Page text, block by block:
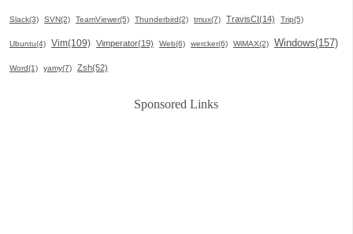
Slack(3) SVN(2) TeamViewer(5) Thunderbird(2) tmux(7) TravisCI(14) Trip(5)
Ubuntu(4) Vim(109) Vimperator(19) Web(6) wercker(6) WiMAX(2) Windows(157)
Word(1) yamy(7) Zsh(52)
Sponsored Links